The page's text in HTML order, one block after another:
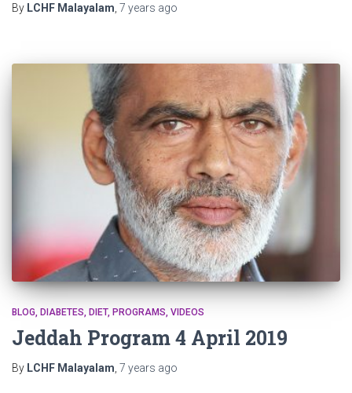
By LCHF Malayalam 7 years ago
BLOG DIABETES DIET PROGRAMS VIDEOS
Jeddah Program 4 April 2019
By LCHF Malayalam, 7 years ago